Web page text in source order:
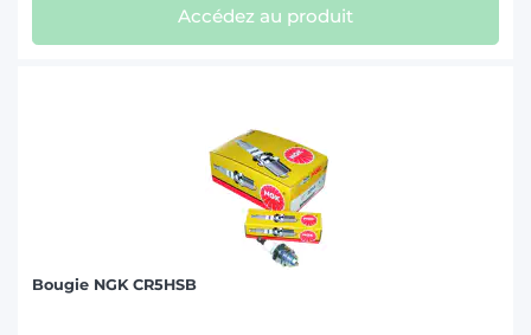
Accédez au produit
Bougie NGK CR5HSB